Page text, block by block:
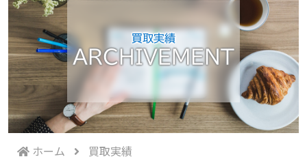
買取実績
ARCHIVEMENT
ホーム
買取実績